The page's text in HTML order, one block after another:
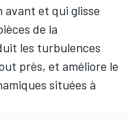
avant et qui glisse
de la
les turbulences
près, et améliore le
situées à